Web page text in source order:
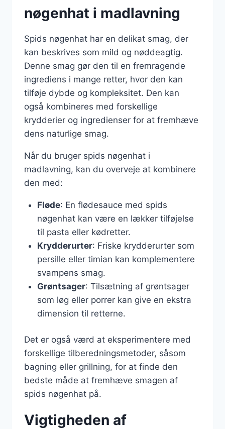
nøgenhat i madlavning
Spids nøgenhat har en delikat smag, der
kan beskrives som mild og nøddeagtig.
Denne smag gør den til en fremragende
ingrediens i mange retter, hvor den kan
tilføje dybde og kompleksitet. Den kan
også kombineres med forskellige
krydderier og ingredienser for at fremhæve
dens naturlige smag.
Når du bruger spids nøgenhat i
madlavning, kan du overveje at kombinere
den med:
Fløde: En flødesauce med spids
nøgenhat kan være en lækker tilføjelse
til pasta eller kødretter.
Krydderurter: Friske krydderurter som
persille eller timian kan komplementere
svampens smag.
Grøntsager: Tilsætning af grøntsager
som løg eller porrer kan give en ekstra
dimension til retterne.
Det er også værd at eksperimentere med
forskellige tilberedningsmetoder, såsom
bagning eller grillning, for at finde den
bedste måde at fremhæve smagen af
spids nøgenhat på.
Vigtigheden af